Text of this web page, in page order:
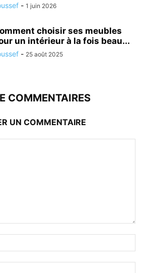
- 1 juin 2026
choisir ses meubles
un intérieur à la fois beau...
- 25 août 2025
COMMENTAIRES
UN COMMENTAIRE